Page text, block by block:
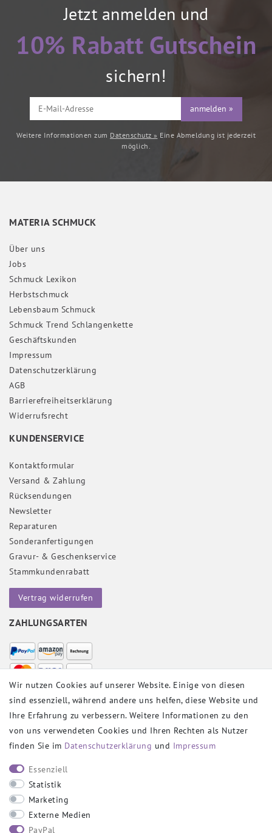
Jetzt anmelden und
10% Rabatt Gutschein
sichern!
anmelden »
Weitere Informationen zum Datenschutz » Eine Abmeldung ist jederzeit
möglich.
MATERIA SCHMUCK
Über uns
Jobs
Schmuck Lexikon
Herbstschmuck
Lebensbaum Schmuck
Schmuck Trend Schlangenkette
Geschäftskunden
Impressum
Daten­schutz­erklärung
AGB
Barrierefreiheitserklärung
Widerrufs­recht
KUNDENSERVICE
Kontaktformular
Versand & Zahlung
Rücksendungen
Newsletter
Reparaturen
Sonderanfertigungen
Gravur- & Geschenkservice
Stammkundenrabatt
Vertrag widerrufen
ZAHLUNGSARTEN
VERSANDPARTNER
SOCIAL
Wir nutzen Cookies auf unserer Website. Einige von diesen
sind essenziell, während andere uns helfen, diese Website und
Ihre Erfahrung zu verbessern. Weitere Informationen zu den
von uns verwendeten Cookies und Ihren Rechten als Nutzer
finden Sie im Daten­schutz­erklärung und Impressum
Essenziell
Statistik
Marketing
Externe Medien
PayPal